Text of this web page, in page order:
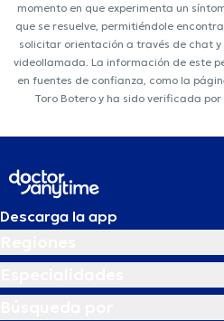
momento en que experimenta un
que se resuelve, permitiéndole
solicitar orientación a través de chat
videollamada. La información de este
en fuentes de confianza, como la
Toro Botero y ha sido verificada
Descarga la app